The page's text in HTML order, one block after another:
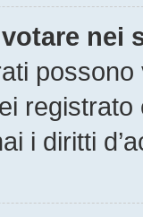
nei
i diritti